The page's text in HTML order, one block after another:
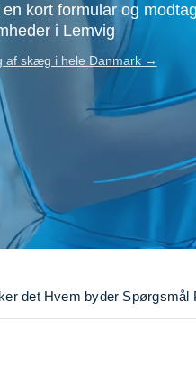
Tunge løft
Underholdning
Se alle...
en kort formular og
i Lemvig
af skæg i hele Danmark →
det Hvem byder Spørgsmål